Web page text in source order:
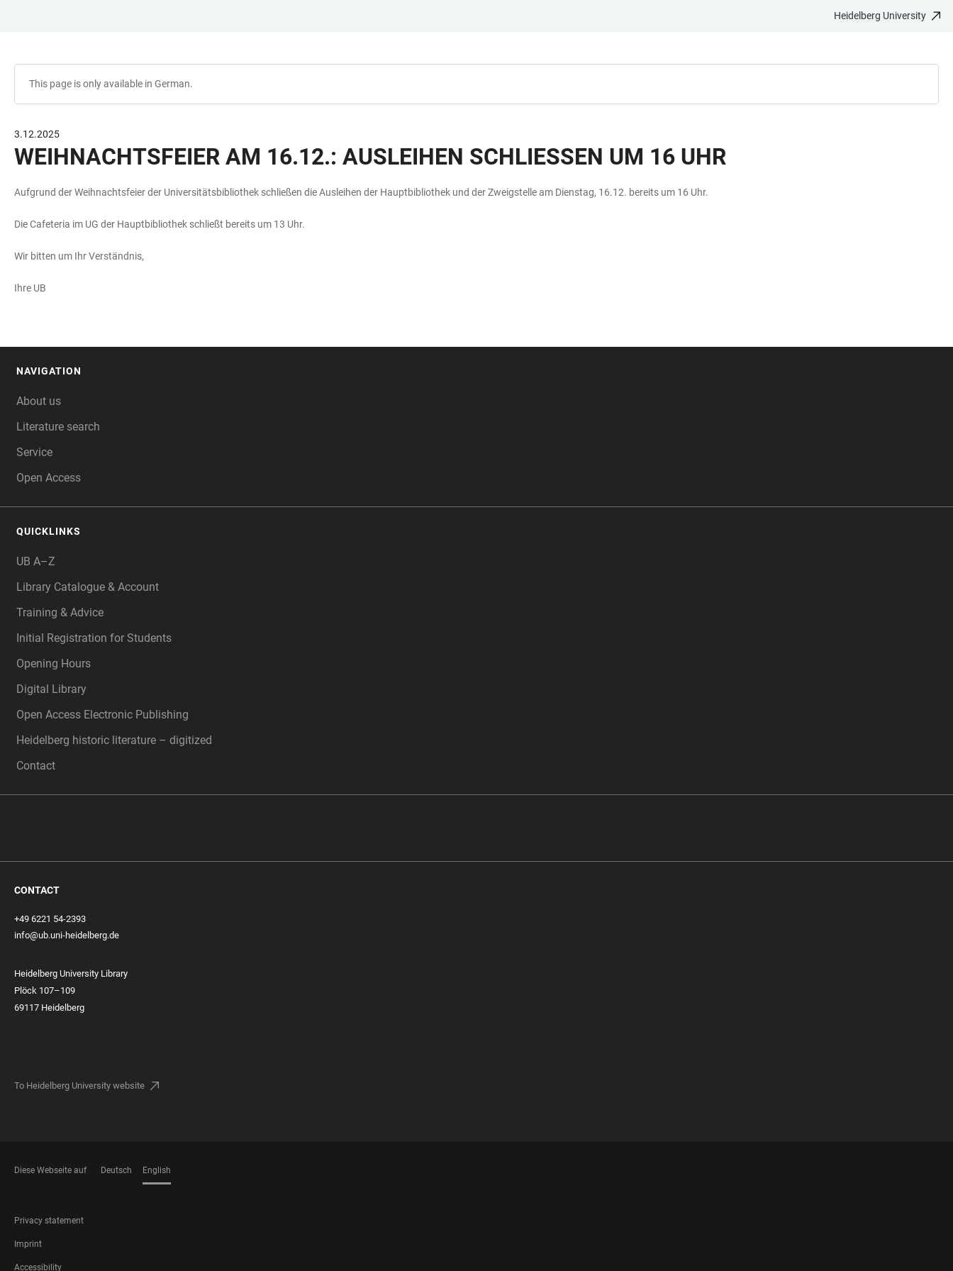
Heidelberg University
This page is only available in German.
3.12.2025
WEIHNACHTSFEIER AM 16.12.: AUSLEIHEN SCHLIESSEN UM 16 UHR
Aufgrund der Weihnachtsfeier der Universitätsbibliothek schließen die Ausleihen der Hauptbibliothek und der Zweigstelle am Dienstag, 16.12. bereits um 16 Uhr.
Die Cafeteria im UG der Hauptbibliothek schließt bereits um 13 Uhr.
Wir bitten um Ihr Verständnis,
Ihre UB
NAVIGATION
About us
Literature search
Service
Open Access
QUICKLINKS
UB A–Z
Library Catalogue & Account
Training & Advice
Initial Registration for Students
Opening Hours
Digital Library
Open Access Electronic Publishing
Heidelberg historic literature – digitized
Contact
CONTACT
+49 6221 54-2393
info@ub.uni-heidelberg.de
Heidelberg University Library
Plöck 107–109
69117 Heidelberg
To Heidelberg University website
Diese Webseite auf Deutsch English
FOOTER
LEGAL
Privacy statement
Imprint
Accessibility